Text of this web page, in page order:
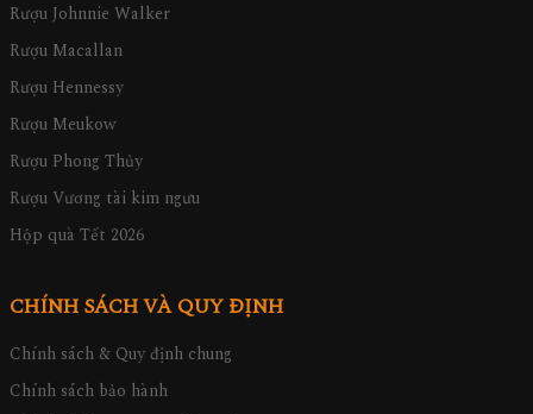
Rượu Johnnie Walker
Rượu Macallan
Rượu Hennessy
Rượu Meukow
Rượu Phong Thủy
Rượu Vương tài kim ngưu
Hộp quà Tết 2026
CHÍNH SÁCH VÀ QUY ĐỊNH
Chính sách & Quy định chung
Chính sách bảo hành